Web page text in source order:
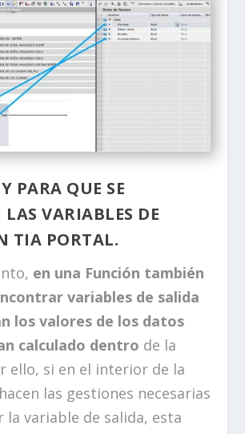
PARA QUE SE
VARIABLES DE
TIA PORTAL.
en una Función también
variables de salida
los valores de los datos
calculado dentro de la
ello, si en el interior de la
las gestiones necesarias
la variable de salida, esta